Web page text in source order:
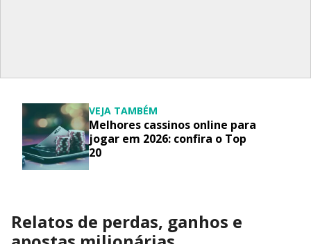
VEJA TAMBÉM
Melhores cassinos online para
jogar em 2026: confira o Top
20
Relatos de perdas, ganhos e